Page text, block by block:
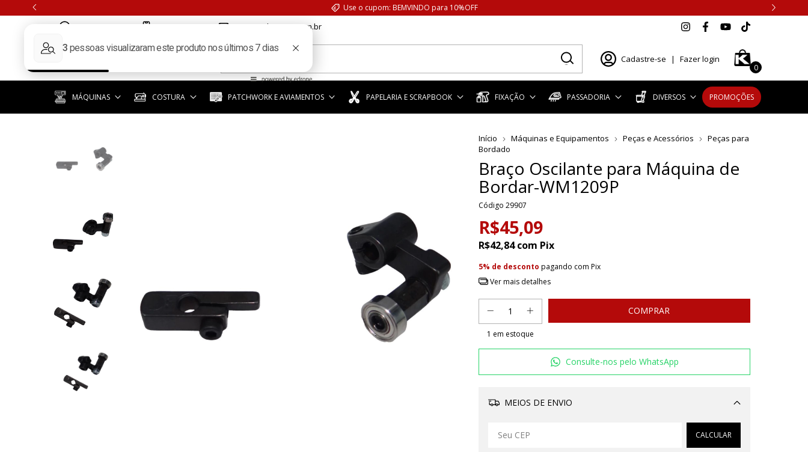
Use o cupom: BEMVINDO para 10%OFF
contato@kanstar.com.br
Cadastre-se | Fazer login
0
MÁQUINAS COSTURA PATCHWORK E AVIAMENTOS PAPELARIA E SCRAPBOOK FIXAÇÃO PASSADORIA DIVERSOS PROMOÇÕES
Início Máquinas e Equipamentos Peças e Acessórios
Peças para
Bordado
Braço Oscilante para Máquina de
Bordar-WM1209P
Código 29907
R$45,09
R$42,84com Pix
5% de desconto pagando com Pix
Ver mais detalhes
1 em estoque
Consulte-nos pelo WhatsApp
MEIOS DE ENVIO
Alterar CEP
CALCULAR